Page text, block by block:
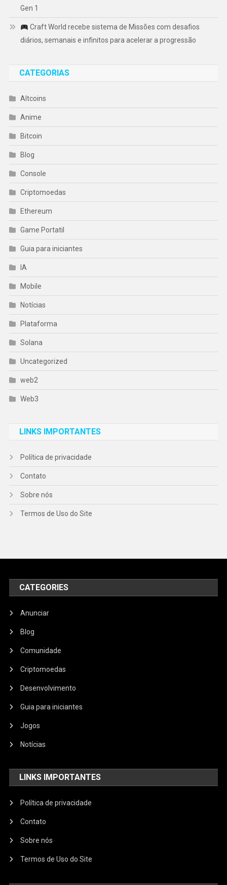
Gen 1
Craft World recebe sistema de Missões com desafios
diários, semanais e infinitos para acelerar a progressão
CATEGORIAS
Altcoins
Anime
Bitcoin
Blog
Console
Criptomoedas
Ethereum
Game Portatil
Guia para iniciantes
IA
Mobile
Notícias
Plataforma
Solana
Uncategorized
web2
Web3
LINKS IMPORTANTES
Política de privacidade
Contato
Sobre nós
Termos de Uso do Site
CATEGORIES
Anunciar
Blog
Comunidade
Criptomoedas
Desenvolvimento
Guia para iniciantes
Jogos
Notícias
LINKS IMPORTANTES
Política de privacidade
Contato
Sobre nós
Termos de Uso do Site